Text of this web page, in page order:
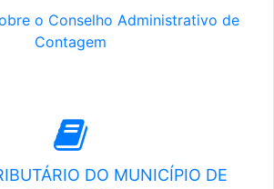
o Conselho Administrativo de
Contagem
DO MUNICÍPIO DE